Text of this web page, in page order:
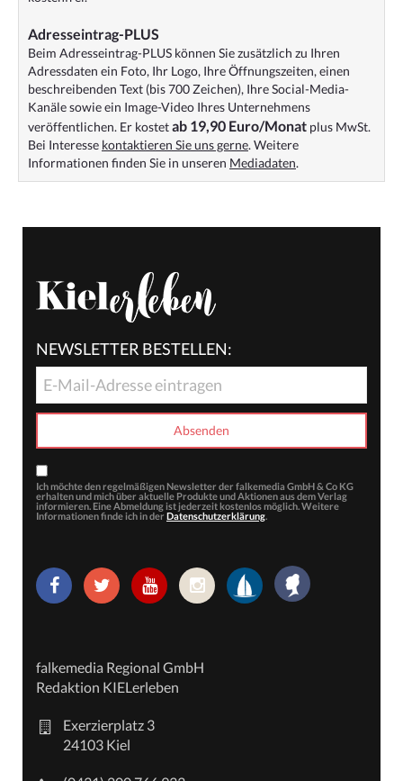
Adresseintrag-PLUS
Beim Adresseintrag-PLUS können Sie zusätzlich zu Ihren
Adressdaten ein Foto, Ihr Logo, Ihre Öffnungszeiten, einen
beschreibenden Text (bis 700 Zeichen), Ihre Social-Media-
Kanäle sowie ein Image-Video Ihres Unternehmens
veröffentlichen. Er kostetab 19,90 Euro/Monat plus MwSt.
Bei Interesse kontaktieren Sie uns gerne. Weitere
Informationen finden Sie in unseren Mediadaten.
NEWSLETTER BESTELLEN:
Ich möchte den regelmäßigen Newsletter der falkemedia GmbH & Co KG
erhalten und mich über aktuelle Produkte und Aktionen aus dem Verlag
informieren. Eine Abmeldung ist jederzeit kostenlos möglich. Weitere
Informationen finde ich in der Datenschutzerklärung.
falkemedia Regional GmbH
Redaktion KIELerleben
Exerzierplatz 3
24103 Kiel